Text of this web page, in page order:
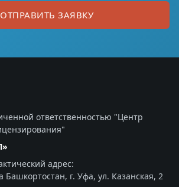
ОТПРАВИТЬ ЗАЯВКУ
ответственностью "Центр
адрес:
Башкортостан, г. Уфа, ул. Казанская, 2